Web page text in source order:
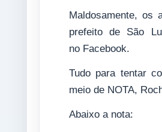
Maldosamente, os
prefeito de São
no Facebook.
Tudo para tentar
meio de NOTA,
Abaixo a nota: